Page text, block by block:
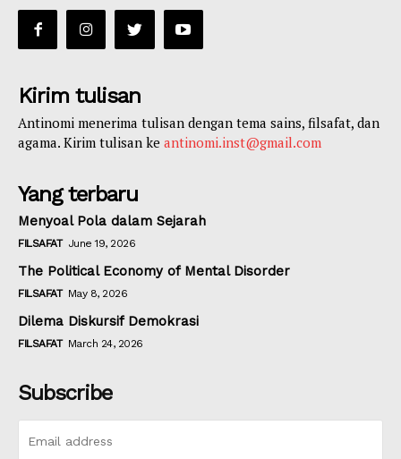
Kirim tulisan
Antinomi menerima tulisan dengan tema sains, filsafat, dan
agama. Kirim tulisan ke antinomi.inst@gmail.com
Yang terbaru
Menyoal Pola dalam Sejarah
FILSAFAT June 19, 2026
The Political Economy of Mental Disorder
FILSAFAT May 8, 2026
Dilema Diskursif Demokrasi
FILSAFAT March 24, 2026
Subscribe